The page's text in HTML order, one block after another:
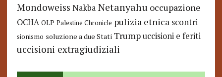
Mondoweiss Nakba Netanyahu occupazione
OCHA OLP Palestine Chronicle pulizia etnica scontri
sionismo soluzione a due Stati Trump uccisioni e feriti
uccisioni extragiudiziali